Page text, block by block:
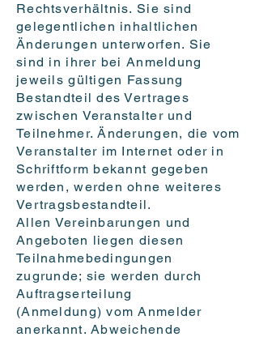
Rechtsverhältnis. Sie sind
gelegentlichen inhaltlichen
Änderungen unterworfen. Sie
sind in ihrer bei Anmeldung
jeweils gültigen Fassung
Bestandteil des Vertrages
zwischen Veranstalter und
Teilnehmer. Änderungen, die vom
Veranstalter im Internet oder in
Schriftform bekannt gegeben
werden, werden ohne weiteres
Vertragsbestandteil.
Allen Vereinbarungen und
Angeboten liegen diesen
Teilnahmebedingungen
zugrunde; sie werden durch
Auftragserteilung
(Anmeldung) vom Anmelder
anerkannt. Abweichende